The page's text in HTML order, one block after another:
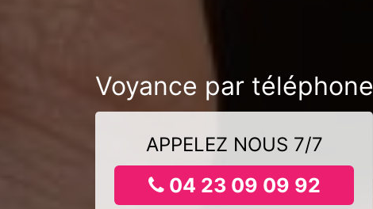
Voyance par téléphone
APPELEZ NOUS 7/7
04 23 09 09 92